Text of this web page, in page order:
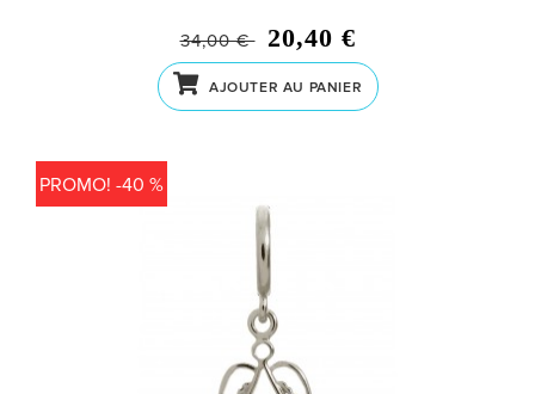
34,00 € 20,40 €
AJOUTER AU PANIER
PROMO! -40 %